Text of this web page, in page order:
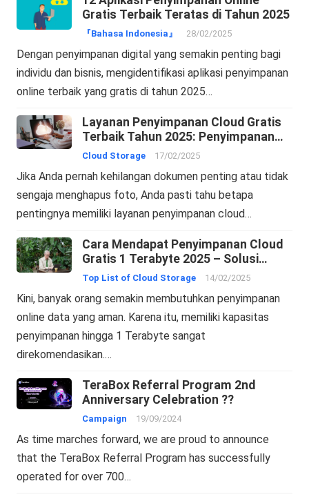
Gratis Terbaik Teratas di Tahun 2025
『Bahasa Indonesia』 28/02/2025
Dengan penyimpanan digital yang semakin penting bagi
individu dan bisnis, mengidentifikasi aplikasi penyimpanan
online terbaik yang gratis di tahun 2025…
Layanan Penyimpanan Cloud Gratis
Terbaik Tahun 2025: Penyimpanan
Online dan Pencadangan Cloud
Cloud Storage 17/02/2025
Jika Anda pernah kehilangan dokumen penting atau tidak
sengaja menghapus foto, Anda pasti tahu betapa
pentingnya memiliki layanan penyimpanan cloud…
Cara Mendapat Penyimpanan Cloud
Gratis 1 Terabyte 2025 – Solusi
Penyimpanan Online
Top List of Cloud Storage 14/02/2025
Kini, banyak orang semakin membutuhkan penyimpanan
online data yang aman. Karena itu, memiliki kapasitas
penyimpanan hingga 1 Terabyte sangat
direkomendasikan.…
TeraBox Referral Program 2nd
Anniversary Celebration ??
Campaign 19/09/2024
As time marches forward, we are proud to announce
that the TeraBox Referral Program has successfully
operated for over 700…